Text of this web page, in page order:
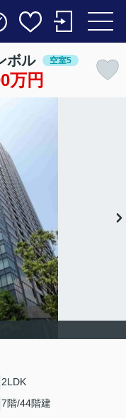
ボル 空室5
万円
2LDK
7階/44階建